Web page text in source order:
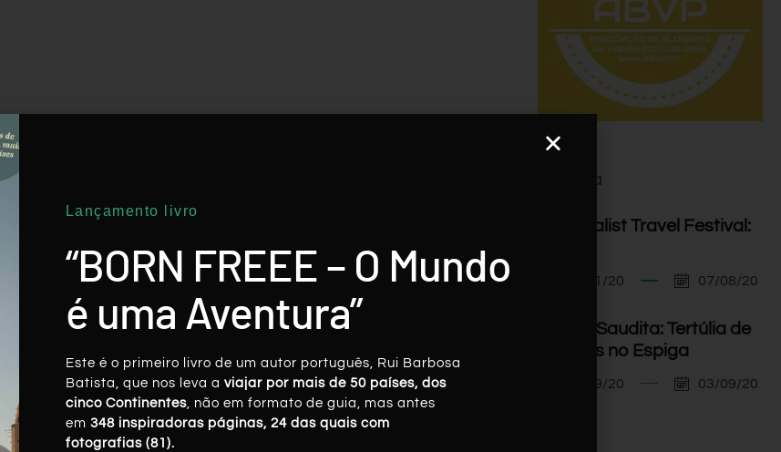
Agenda
I Minimalist Travel Festival:
07/11/20 07/08/20
Arábia Saudita: Tertúlia de
Viagens no Espiga
03/09/20 03/09/20
Lançamento livro
“BORN FREEE – O Mundo
é uma Aventura”
Este é o primeiro livro de um autor português, Rui Barbosa
Batista, que nos leva a viajar por mais de 50 países, dos
cinco Continentes, não em formato de guia, mas antes
em 348 inspiradoras páginas, 24 das quais com
fotografias (81).